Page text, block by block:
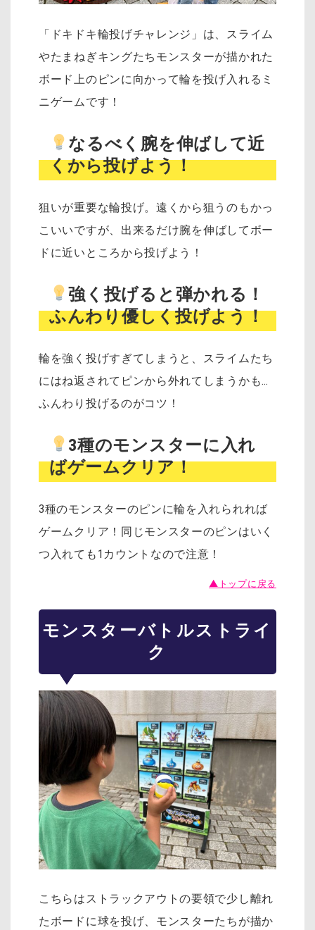
「ドキドキ輪投げチャレンジ」は、スライム
やたまねぎキングたちモンスターが描かれた
ボード上のピンに向かって輪を投げ入れるミ
ニゲームです！
なるべく腕を伸ばして近
くから投げよう！
狙いが重要な輪投げ。遠くから狙うのもかっ
こいいですが、 出来るだけ腕を伸ばしてボー
ドに近いところから投げよう！
強く投げると弾かれる！
ふんわり優しく投げよう！
輪を強く投げすぎてしまうと、スライムたち
にはね返されてピンから外れてしまうかも…
ふんわり投げるのがコツ！
3種のモンスターに入れ
ばゲームクリア！
3種のモンスターのピンに輪を入れられれば
ゲームクリア！同じモンスターのピンはいく
つ入れても1カウントなので注意！
▲トップに戻る
モンスターバトルストライ
ク
こちらはストラックアウトの要領で少し離れ
たボードに球を投げ、モンスターたちが描か